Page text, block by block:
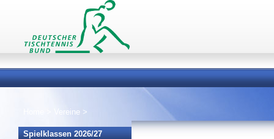
Vereine >
Spielklassen 2026/27